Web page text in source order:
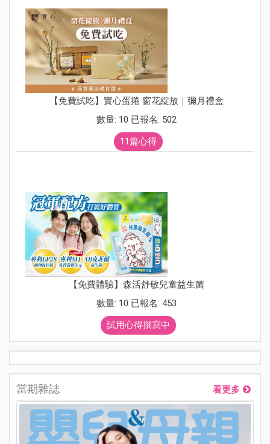
【免費試吃】實心蛋捲 窗花綻放｜彌月禮盒
數量: 10 已報名: 502
11篇心得
【免費體驗】森活舒敏兒童益生菌
數量: 10 已報名: 453
試用心得撰寫中
當期雜誌 看更多